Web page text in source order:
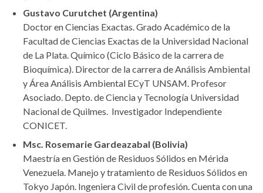
Gustavo Curutchet (Argentina)
Doctor en Ciencias Exactas. Grado Académico de la
Facultad de Ciencias Exactas de la Universidad Nacional
de La Plata. Químico (Ciclo Básico de la carrera de
Bioquímica). Director de la carrera de Análisis Ambiental
y Área Análisis Ambiental ECyT UNSAM. Profesor
Asociado. Depto. de Ciencia y Tecnología Universidad
Nacional de Quilmes. Investigador Independiente
CONICET.
Msc. Rosemarie Gardeazabal (Bolivia)
Maestría en Gestión de Residuos Sólidos en Mérida
Venezuela. Manejo y tratamiento de Residuos Sólidos en
Tokyo Japón. Ingeniera Civil de profesión. Cuenta con una